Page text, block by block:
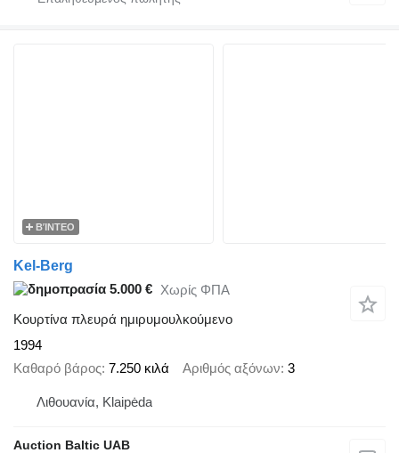
ΒΊΝΤΕΟ
Kel-Berg
5.000 € Χωρίς ΦΠΑ
Κουρτίνα πλευρά ημιρυμουλκούμενο
1994
Καθαρό βάρος 7.250 κιλά Αριθμός αξόνων 3
Λιθουανία, Klaipėda
Auction Baltic UAB